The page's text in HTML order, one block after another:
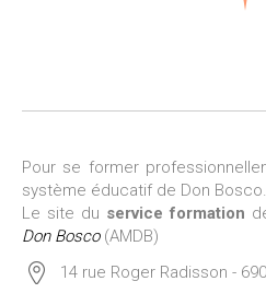
Pour se former
système éducatif de Don Bosco.
Le site du service formation
Don Bosco(AMDB)
14 rue Roger Radisson -